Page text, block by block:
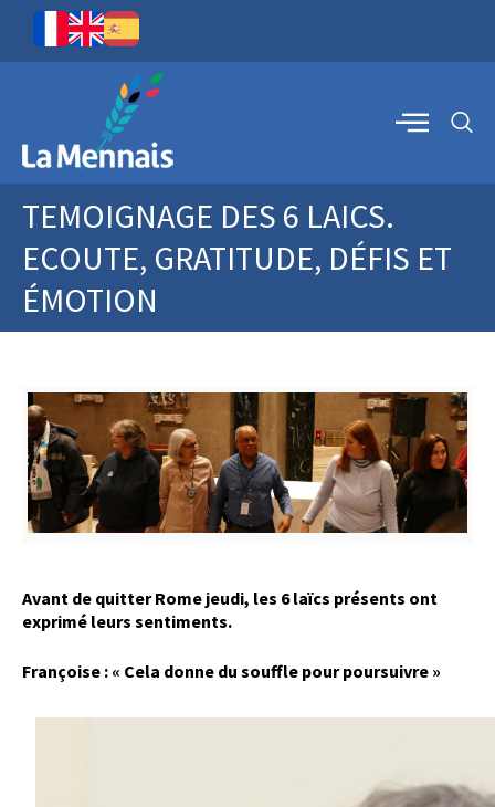
TEMOIGNAGE DES 6 LAICS.
ECOUTE, GRATITUDE, DÉFIS ET
ÉMOTION
Avant de quitter Rome jeudi, les 6 laïcs présents ont
exprimé leurs sentiments.
Françoise : « Cela donne du souffle pour poursuivre »